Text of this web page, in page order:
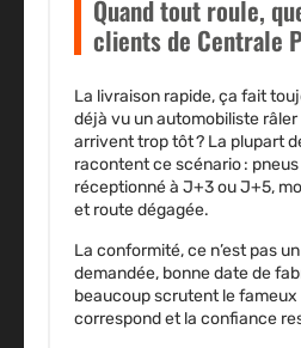
Quand tout roule,
clients de Centrale
La livraison rapide, ça fait
déjà vu un automobiliste
arrivent trop tôt ? La plupart
racontent ce scénario :
réceptionné à J+3 ou J+5,
et route dégagée.
La conformité, ce n’est pas
demandée, bonne date de
beaucoup scrutent le fameux
correspond et la confiance